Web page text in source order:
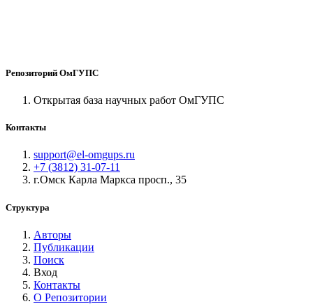
Репозиторий ОмГУПС
Открытая база научных работ ОмГУПС
Контакты
support@el-omgups.ru
+7 (3812) 31-07-11
г.Омск Карла Маркса просп., 35
Структура
Авторы
Публикации
Поиск
Вход
Контакты
О Репозитории